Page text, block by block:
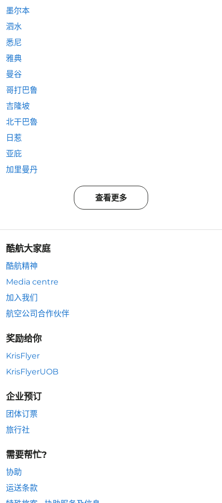
墨尔本
泗水
悉尼
雅典
曼谷
哥打巴鲁
吉隆坡
北干巴魯
日惹
亚庇
加里曼丹
查看更多
酷航大家庭
酷航精神
Media centre
加入我们
航空公司合作伙伴
奖励给你
KrisFlyer
KrisFlyerUOB
企业预订
团体订票
旅行社
需要帮忙?
协助
运送条款